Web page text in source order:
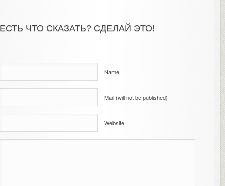
ЧТО СКАЗАТЬ? СДЕЛАЙ ЭТО!
Name
Mail (will not be published)
Website